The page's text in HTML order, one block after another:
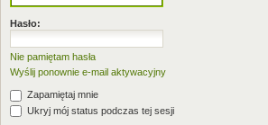
Hasło:
Nie pamiętam hasła
Wyślij ponownie e-mail aktywacyjny
Zapamiętaj mnie
Ukryj mój status podczas tej sesji